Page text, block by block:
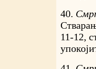
40.
11-12,